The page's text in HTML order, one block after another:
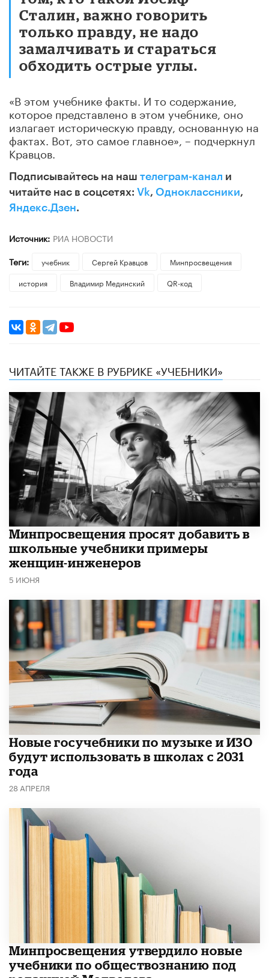
Сталин, важно говорить
только правду, не надо
замалчивать и стараться
обходить острые углы.
«В этом учебнике факты. И то содержание,
которое представлено в этом учебнике, оно
излагает историческую правду, основанную на
фактах. Вот, это самое главное», – подчеркнул
Кравцов.
Подписывайтесь на наш телеграм-канал и
читайте нас в соцсетях: Vk, Одноклассники,
Яндекс.Дзен.
Источник: РИА НОВОСТИ
Теги:
учебник Сергей Кравцов
Минпросвещения
история
Владимир Мединский QR-код
ЧИТАЙТЕ ТАКЖЕ В РУБРИКЕ «УЧЕБНИКИ»
Минпросвещения просят добавить в
школьные учебники примеры
женщин-инженеров
5 ИЮНЯ
Новые госучебники по музыке и ИЗО
будут использовать в школах с 2031
года
28 АПРЕЛЯ
Минпросвещения утвердило новые
учебники по обществознанию под